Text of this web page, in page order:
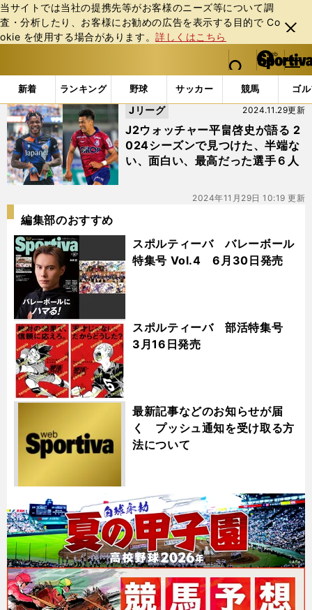
当サイトでは当社の提携先等がお客様のニーズ等について調
査・分析したり、お客様にお勧めの広告を表⽰する⽬的で Co
okie を使⽤する場合があります。詳しくはこちら
閉じ
る
web Sportiva (webスポルティーバ)
検索
マイペ
ー
ジ
メニュ
新着 ランキング 野球 サッカー 競馬 ゴ
b
ス
ポ
ル
テ
ィ
ー
バ
「#ユーリ・ララ」の最新ニュース・ 情報
J2ウォッチャー平畠啓史が語る 2
024シーズンで見つけた、半端な
い、面白い、最高だった選手６人
2024.11.29更新
Jリーグ
2024年11月29日 10:19 更新
編集部のおすすめ
スポルティーバ バレーボール
特集号 Vol.4 6月30日発売
スポルティーバ 部活特集号
3月16日発売
最新記事などのお知らせが届
く プッシュ通知を受け取る方
法について